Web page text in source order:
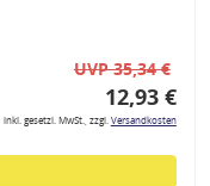
UVP 35,34 €
12,93 €
inkl. gesetzl. MwSt., zzgl.Versandkosten